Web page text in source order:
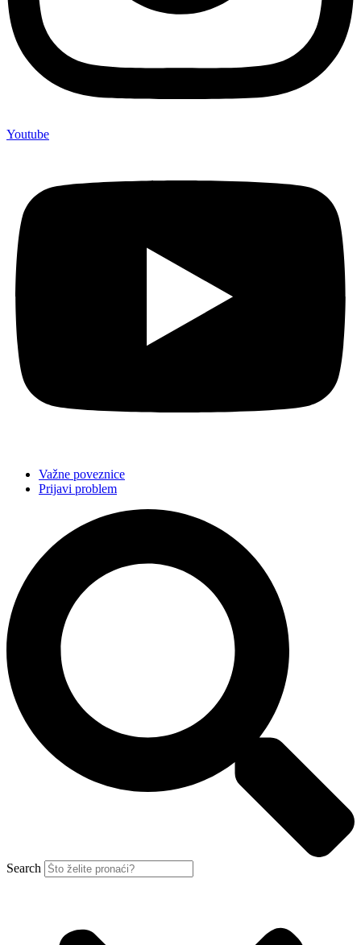
Youtube
Važne poveznice
Prijavi problem
Search